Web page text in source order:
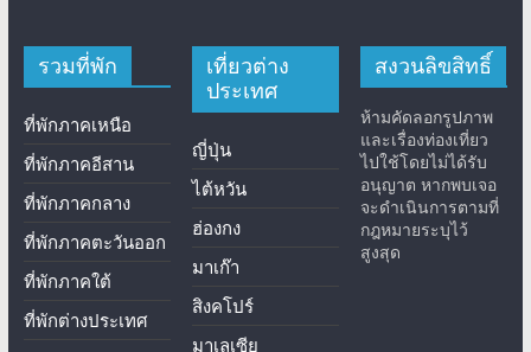
รวมที่พัก
ที่พักภาคเหนือ
ที่พักภาคอีสาน
ที่พักภาคกลาง
ที่พักภาคตะวันออก
ที่พักภาคใต้
ที่พักต่างประเทศ
เที่ยวต่าง
ประเทศ
ญี่ปุ่น
ไต้หวัน
ฮ่องกง
มาเก๊า
สิงคโปร์
มาเลเซีย
สงวนลิขสิทธิ์
ห้ามคัดลอกรูปภาพ
และเรื่องท่องเที่ยว
ไปใช้โดยไม่ได้รับ
อนุญาต หากพบเจอ
จะดำเนินการตามที่
กฎหมายระบุไว้
สูงสุด